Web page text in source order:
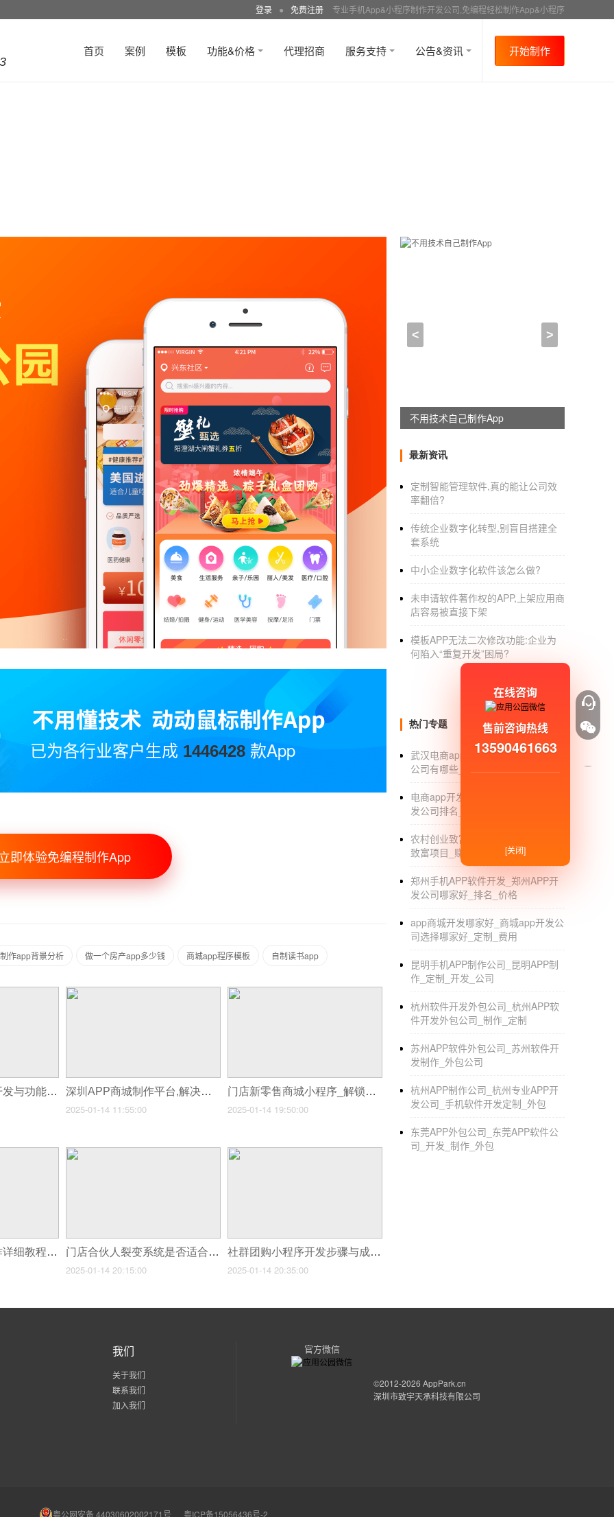
登录 ● 免费注册 专业手机App&小程序制作开发公司,免编程轻松制作App&小程序
首页 案例 模板 功能&价格 代理招商 服务支持 公告&资讯 开始制作
2023-01-07 22:00:00
识。希望对你有帮助！这是重要的一步！
学习制作网页，就像学习其他知识一样，要
网页的布局决定了这个网站的走向和能否吸
网页设计是指利用markuplanguage，通过一
是边肖为大家精心准备的网页设计过程，希
如今，对于企业、机构、公司或个人来说，
是边肖为大家精心准备的制作模型。希望对
制作是企业、机构、公司或个人在全球互联
的制作网站的定义。希望对你有帮助！制作
在制作，一个简单的网页对初学者来说是非
雪拉边肖分享的简单网页的方法。希望对你
只要掌握正确的方法，在制作创建网页并不
对你有用。制作网页的步骤决定了网页的主
已为各行业客户生成 1446428 款App
即体验免编程制作App
制作app背景分析 做一个房产app多少钱 商城app程序模板 自制读书app
AI聊天APP的创新开发与功能深度解析 深圳APP商城制作平台,解决你的电商创业难题
2025-01-14 11:55:00
门店新零售商城小程序_解锁智慧零售新玩法
2025-01-14 19:50:00
店铺会员小程序制作详细教程_问题详解与实操指南 门店合伙人裂变系统是否适合所有行业?如何选择?
2025-01-14 20:15:00
社群团购小程序开发步骤与成功案例
2025-01-14 20:35:00
< >
不用技术自己制作App
最新资讯
定制智能管理软件,真的能让公司效
率翻倍?
传统企业数字化转型,别盲目搭建全
套系统
中小企业数字化软件该怎么做?
未申请软件著作权的APP,上架应用商
店容易被直接下架
模板APP无法二次修改功能:企业为
何陷入“重复开发”困局?
热门专题
武汉电商app开发_武汉电商app开发
公司有哪些_价格
电商app开发公司哪家好_电商app开
发公司排名_价格
农村创业致富项目_适合在农村创业
致富项目_赚钱方式
郑州手机APP软件开发_郑州APP开
发公司哪家好_排名_价格
app商城开发哪家好_商城app开发公
司选择哪家好_定制_费用
昆明手机APP制作公司_昆明APP制
作_定制_开发_公司
杭州软件开发外包公司_杭州APP软
件开发外包公司_制作_定制
苏州APP软件外包公司_苏州软件开
发制作_外包公司
杭州APP制作公司_杭州专业APP开
发公司_手机软件开发定制_外包
东莞APP外包公司_东莞APP软件公
司_开发_制作_外包
我们
关于我们
联系我们
加入我们
官方微信
©2012-2026 AppPark.cn
深圳市致宇天承科技有限公司
粤公网安备 44030602002171号 粤ICP备15056436号-2
在线咨询
售前咨询热线
13590461663
[关闭]